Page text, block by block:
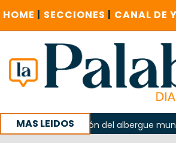
HOME | SECCIONES | CANAL DE
MAS LEIDOS
en la explosión del albergue municipal
campaña con un encuentro provincial